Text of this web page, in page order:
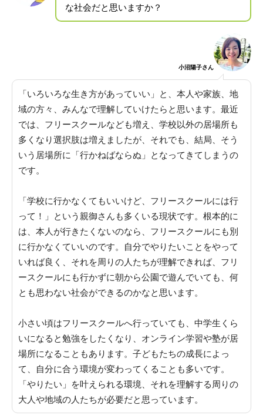
な社会だと思いますか？
小沼陽子さん
「いろいろな生き方があっていい」と、本人や家族、地
域の方々、みんなで理解していけたらと思います。最近
では、フリースクールなども増え、学校以外の居場所も
多くなり選択肢は増えましたが、それでも、結局、そう
いう居場所に「行かねばならぬ」となってきてしまうの
です。
「学校に行かなくてもいいけど、フリースクールには行
って！」という親御さんも多くいる現状です。根本的に
は、本人が行きたくないのなら、フリースクールにも別
に行かなくていいのです。 自分でやりたいことをやって
いれば良く、それを周りの人たちが理解できれば、フリ
ースクールにも行かずに朝から公園で遊んでいても、何
とも思わない社会ができるのかなと思います。
小さい頃はフリースクールへ行っていても、中学生くら
いになると勉強をしたくなり、オンライン学習や塾が居
場所になることもあります。子どもたちの成長によっ
て、自分に合う環境が変わってくることも多いです。
「やりたい」を叶えられる環境、それを理解する周りの
大人や地域の人たちが必要だと思っています。